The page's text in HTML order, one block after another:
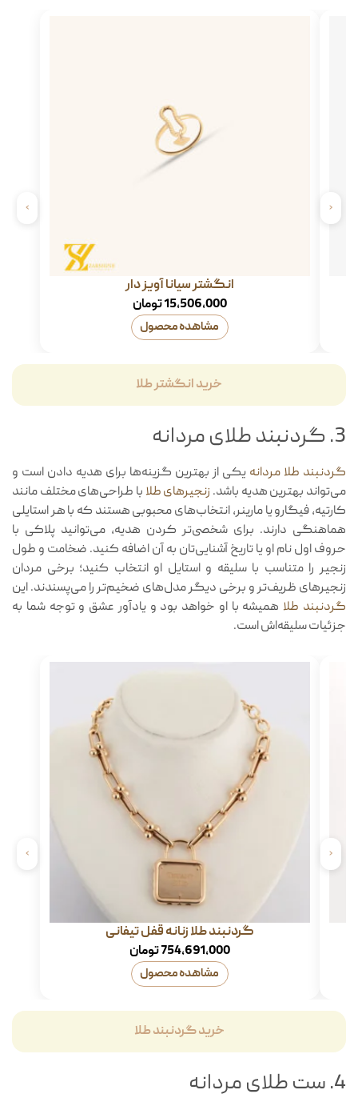
‹
›
انگشتر سیانا آویز دار
15,506,000تومان
مشاهده محصول
خرید انگشتر طلا
3. گردنبند طلای مردانه
گردنبند طلا مردانه یکی از بهترین گزینه‌ها برای هدیه دادن است و
می‌تواند بهترین هدیه باشد. زنجیرهای طلابا طراحی‌های مختلف مانند
کارتیه، فیگارو یا مارینر، انتخاب‌های محبوبی هستند که با هر استایلی
هماهنگی دارند. برای شخصی‌تر کردن هدیه، می‌توانید پلاکی با
حروف اول نام او یا تاریخ آشنایی‌تان به آن اضافه کنید. ضخامت و طول
زنجیر را متناسب با سلیقه و استایل او انتخاب کنید؛ برخی مردان
زنجیرهای ظریف‌تر و برخی دیگر مدل‌های ضخیم‌تر را می‌پسندند. این
گردنبند طلاهمیشه با او خواهد بود و یادآور عشق و توجه شما به
جزئیات سلیقه‌اش است.
‹
›
گردنبند طلا زنانه قفل تیفانی
754,691,000تومان
مشاهده محصول
خرید گردنبند طلا
4. ست طلای مردانه